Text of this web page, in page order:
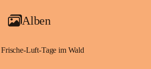
Alben
Frische-Luft-Tage im Wald